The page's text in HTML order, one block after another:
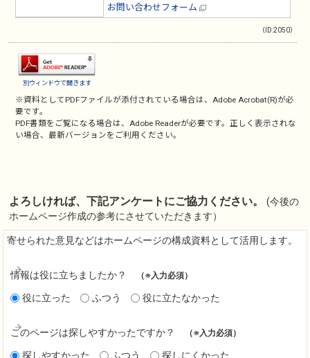
お問い合わせフォーム
（ID:2050）
別ウィンドウで開きます
※資料としてPDFファイルが添付されている場合は、Adobe Acrobat(R)が必
要です。
PDF書類をご覧になる場合は、Adobe Readerが必要です。正しく表示されな
い場合、最新バージョンをご利用ください。